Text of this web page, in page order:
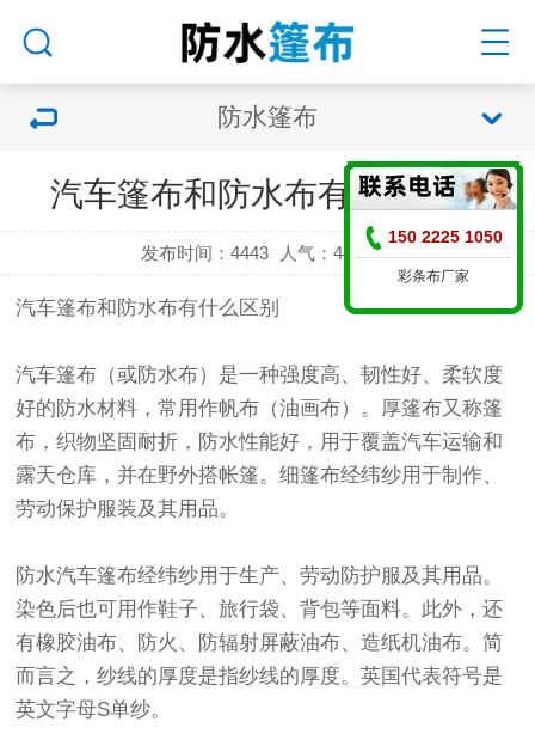
防水篷布
汽车篷布和防水布有什么区别
发布时间：4443 人气： 4443 次
汽车篷布和防水布有什么区别
汽车篷布 （或防水布）是一种强度高、韧性好、柔软度
好的防水材料，常用作帆布（油画布）。厚篷布又称篷
布 ，织物坚固耐折，防水性能好，用于覆盖汽车运输和
露天仓库，并在野外搭帐篷。细篷布经纬纱用于制作、
劳动保护服装及其用品。
防水汽车篷布经纬纱用于生产、劳动防护服及其用品。
染色后也可用作鞋子、旅行袋、背包等面料。此外，还
有橡胶油布、防火、防辐射屏蔽油布、造纸机油布。简
而言之，纱线的厚度是指纱线的厚度。英国代表符号是
英文字母S单纱。
150 2225 1050
彩条布厂家